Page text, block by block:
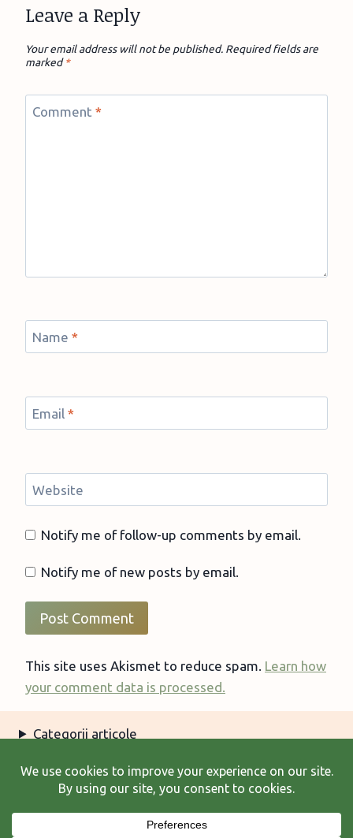
Leave a Reply
Your email address will not be published. Required fields are
marked*
Comment *
Name *
Email *
Website
Notify me of follow-up comments by email.
Notify me of new posts by email.
This site uses Akismet to reduce spam. Learn how
your comment data is processed.
Categorii articole
Arhiva articole